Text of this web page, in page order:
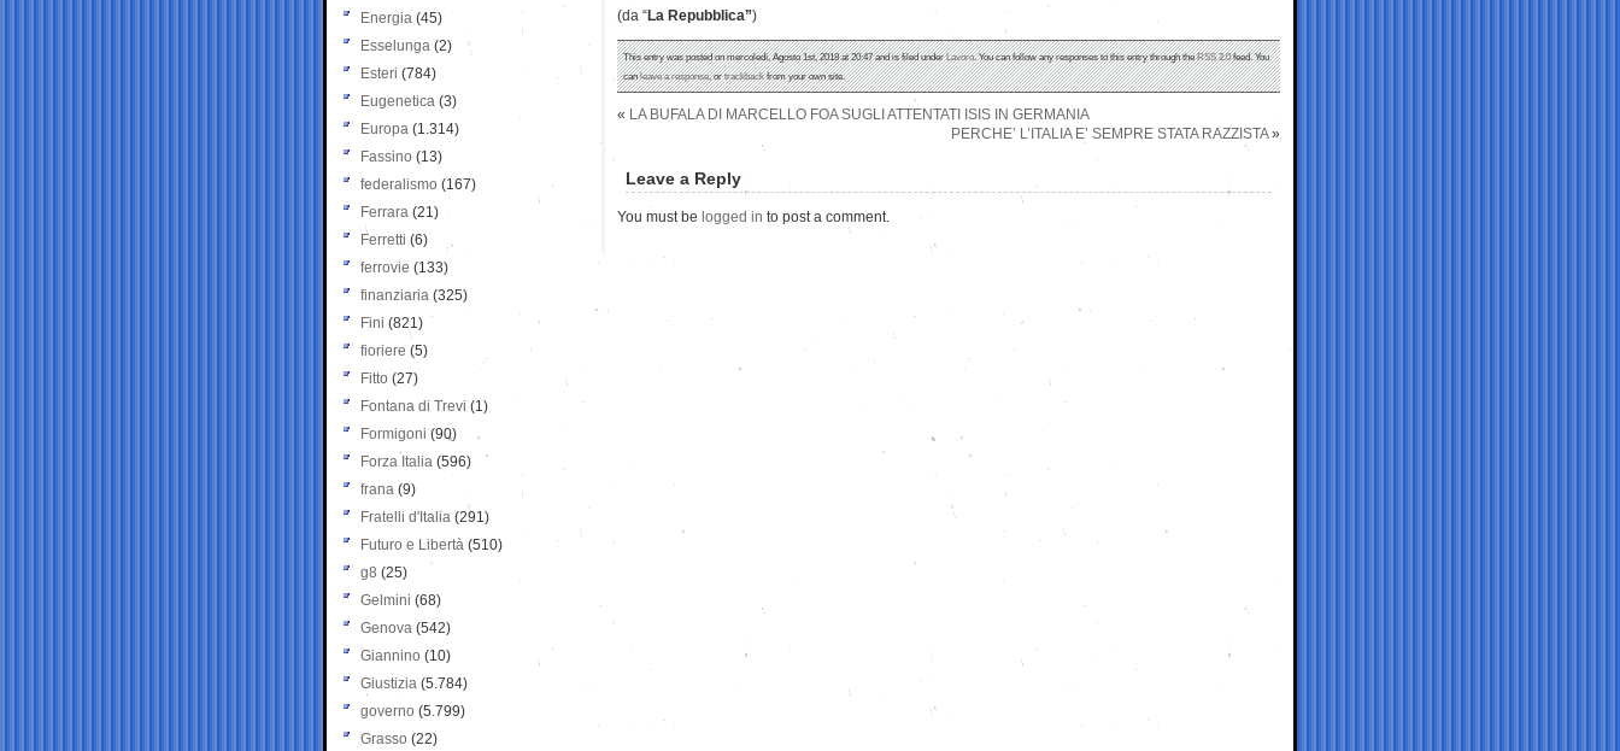
(da “La Repubblica”)
This entry was posted on mercoledì, Agosto 1st, 2018 at 20:47 and is filed underLavoro. You can follow any responses to this entry through theRSS 2.0feed. You
canleave a response, ortrackbackfrom your own site.
« LA BUFALA DI MARCELLO FOA SUGLI ATTENTATI ISIS IN GERMANIA
PERCHE’ L’ITALIA E’ SEMPRE STATA RAZZISTA»
Leave a Reply
You must be logged in to post a comment.
Energia (45)
Esselunga (2)
Esteri (784)
Eugenetica (3)
Europa (1.314)
Fassino (13)
federalismo (167)
Ferrara (21)
Ferretti (6)
ferrovie (133)
finanziaria (325)
Fini (821)
fioriere (5)
Fitto (27)
Fontana di Trevi (1)
Formigoni (90)
Forza Italia (596)
frana (9)
Fratelli d'Italia (291)
Futuro e Libertà (510)
g8 (25)
Gelmini (68)
Genova (542)
Giannino (10)
Giustizia (5.784)
governo (5.799)
Grasso (22)